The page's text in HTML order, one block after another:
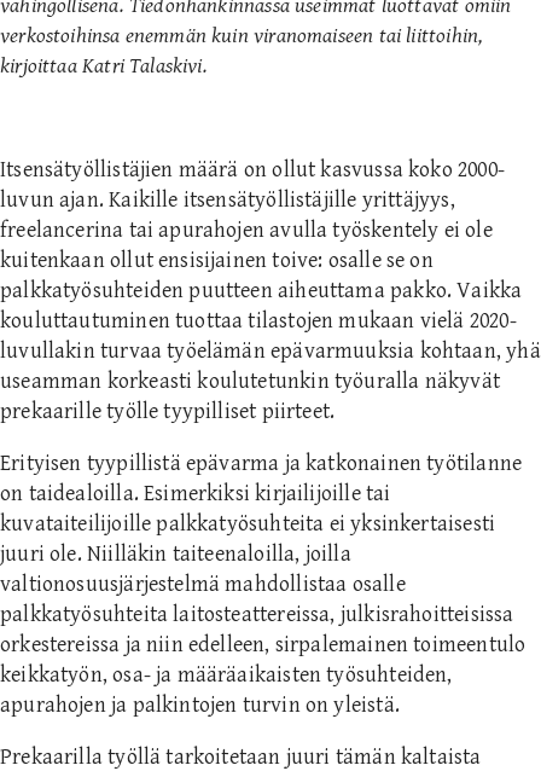
vahingollisena. Tiedonhankinnassa useimmat luottavat omiin
verkostoihinsa enemmän kuin viranomaiseen tai liittoihin,
kirjoittaa Katri Talaskivi.
Itsensätyöllistäjien määrä on ollut kasvussa koko 2000-
luvun ajan. Kaikille itsensätyöllistäjille yrittäjyys,
freelancerina tai apurahojen avulla työskentely ei ole
kuitenkaan ollut ensisijainen toive: osalle se on
palkkatyösuhteiden puutteen aiheuttama pakko. Vaikka
kouluttautuminen tuottaa tilastojen mukaan vielä 2020-
luvullakin turvaa työelämän epävarmuuksia kohtaan, yhä
useamman korkeasti koulutetunkin työuralla näkyvät
prekaarille työlle tyypilliset piirteet.
Erityisen tyypillistä epävarma ja katkonainen työtilanne
on taidealoilla. Esimerkiksi kirjailijoille tai
kuvataiteilijoille palkkatyösuhteita ei yksinkertaisesti
juuri ole. Niilläkin taiteenaloilla, joilla
valtionosuusjärjestelmä mahdollistaa osalle
palkkatyösuhteita laitosteattereissa, julkisrahoitteisissa
orkestereissa ja niin edelleen, sirpalemainen toimeentulo
keikkatyön, osa- ja määräaikaisten työsuhteiden,
apurahojen ja palkintojen turvin on yleistä.
Prekaarilla työllä tarkoitetaan juuri tämän kaltaista